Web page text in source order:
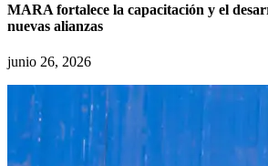
MARA fortalece la capacitación y el
nuevas alianzas
junio 26, 2026